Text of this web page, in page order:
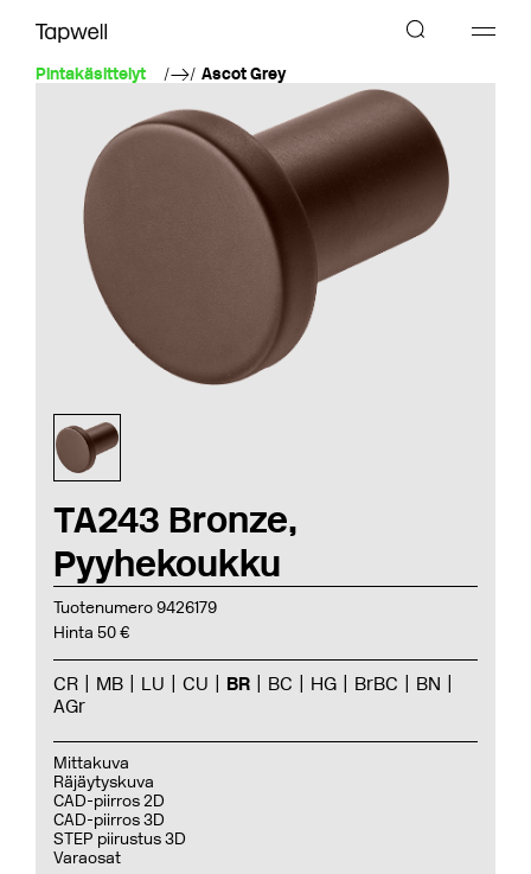
Pintakäsittelyt Ascot Grey
TA243 Bronze,
Pyyhekoukku
Tuotenumero 9426179
Hinta 50 €
CR MB LU CU BR BC HG BrBC
BN
AGr
Mittakuva
Räjäytyskuva
CAD-piirros 2D
CAD-piirros 3D
STEP piirustus 3D
Varaosat